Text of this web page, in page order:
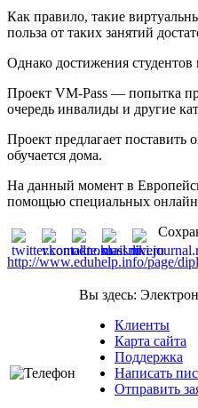
Как правило, такие
польза от таких занятий
Однако достижения
Проект VM-Pass — попытка
очередь инвалиды и другие
Проект предлагает
обучается дома.
На данный момент в
помощью специальных
http://www.eduhelp.info/page/
Вы здесь:
Клиенты
Карта сайта
Поддержка
Написать
Отправить